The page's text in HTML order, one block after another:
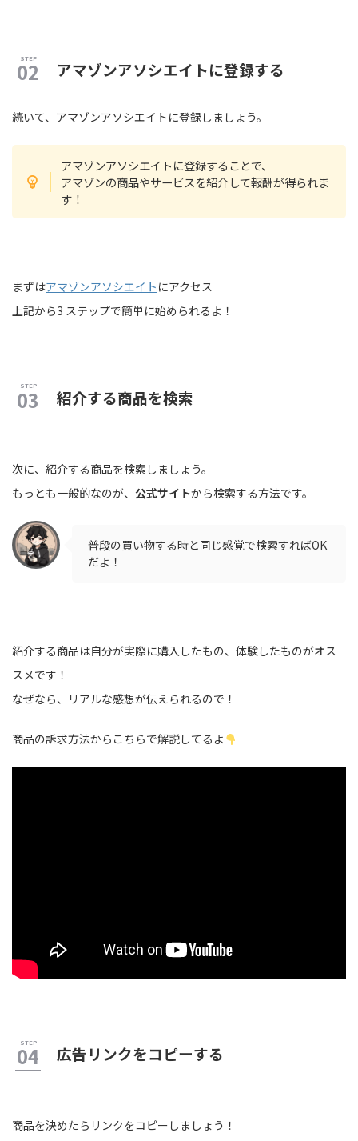
アマゾンアソシエイトに登録する
続いて、アマゾンアソシエイトに登録しましょう。
アマゾンアソシエイトに登録することで、
アマゾンの商品やサービスを紹介して報酬が得られま
す！
まずはアマゾンアソシエイト にアクセス
上記から3 ステップで簡単に始められるよ！
紹介する商品を検索
次に、紹介する商品を検索しましょう。
もっとも一般的なのが、 公式サイトから検索する方法です。
普段の買い物する時と同じ感覚で検索すればOK
だよ！
紹介する商品は自分が実際に購入したもの、体験したものがオス
スメです！
なぜなら、リアルな感想が伝えられるので！
商品の訴求方法からこちらで解説してるよ
広告リンクをコピーする
商品を決めたらリンクをコピーしましょう！